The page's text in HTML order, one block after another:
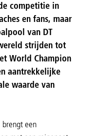
competitie in
en fans, maar
van DT
strijden tot
World Champion
aantrekkelijke
waarde van
een